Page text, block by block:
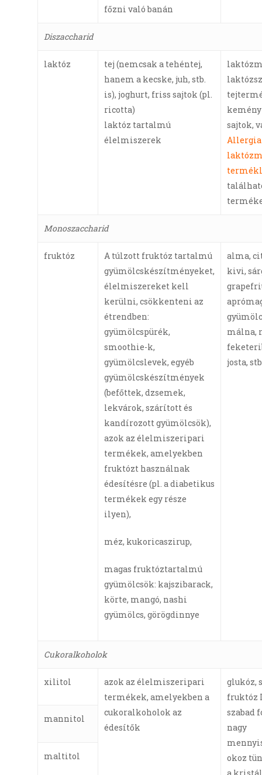
főzni való banán
Diszaccharid
laktóz
tej (nemcsak a tehéntej,
hanem a kecske, juh, stb.
is), joghurt, friss sajtok (pl.
ricotta)
laktóz tartalmú
élelmiszerek
sajtok,
Monoszaccharid
fruktóz
A túlzott fruktóz tartalmú
gyümölcskészítményeket,
élelmiszereket kell
kerülni, csökkenteni az
étrendben:
gyümölcspürék,
smoothie-k,
gyümölcslevek, egyéb
gyümölcskészítmények
(befőttek, dzsemek,
lekvárok, szárított és
kandírozott gyümölcsök),
azok az élelmiszeripari
termékek, amelyekben
fruktózt használnak
édesítésre (pl. a diabetikus
termékek egy része
ilyen),
méz, kukoricaszirup,
magas fruktóztartalmú
gyümölcsök: kajszibarack,
körte, mangó, nashi
gyümölcs, görögdinnye
alma,
kivi,
málna,
josta,
Cukoralkoholok
xilitol
azok az élelmiszeripari
termékek, amelyekben a
cukoralkoholok az
édesítők
glukóz,
fruktóz
szabad
nagy
okoz
mannitol
maltitol